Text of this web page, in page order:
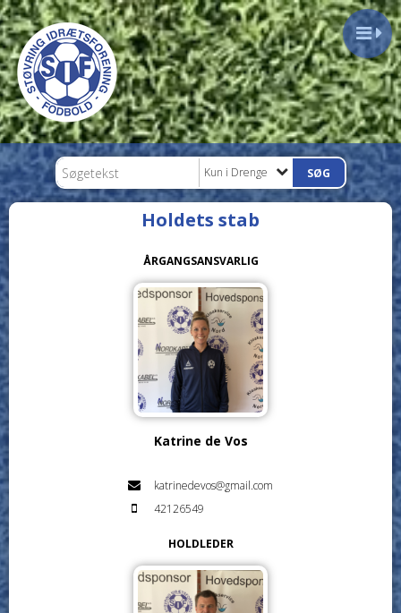
Kun i Drenge
Holdets stab
ÅRGANGSANSVARLIG
Katrine de Vos
katrinedevos@gmail.com
42126549
HOLDLEDER